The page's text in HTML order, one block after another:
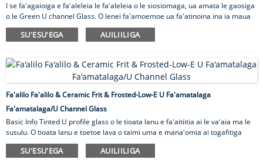
I se faʻagaioiga e faʻaleleia le faʻaleleia o le siosiomaga, ua amata le gaosiga
o le Green U channel Glass. O lenei fa'amoemoe ua fa'atinoina ina ia maua
ai se filifiliga e sili atu ona gafataulimaina ma fa'alelei mo le faufale. Green U
channel Glass o se oloa fou e maua ai le malosi-lelei ma le faʻaleleia o mea
le gafataulimaina.
SU'ESU'EGA AUILIILIGA
Fa'alilo Fa'alilo & Ceramic Frit & Frosted-Low-E U Fa'amatalaga
Fa'amatalaga/U Channel Glass
Basic Info Tinted U profile glass o le tioata lanu e faʻaitiitia ai le vaʻaia ma le
susulu. O tioata lanu e toetoe lava o taimi uma e manaʻomia ai togafitiga
vevela e faʻaitiitia ai le mamafa o le vevela ma le gau ma e foliga mai e toe
susulu le vevela. O a matou oloa tioata lanu lanu U fa'ailoga e sau i le tele o
SU'ESU'EGA AUILIILIGA